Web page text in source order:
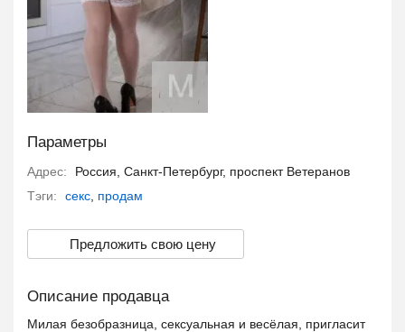
Параметры
Адрес:
Россия, Санкт-Петербург, проспект Ветеранов
Тэги:
секс продам
Предложить свою цену
Описание продавца
Милая безобразница, сексуальная и весёлая, пригласит